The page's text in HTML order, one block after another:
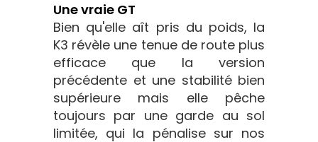
Une vraie GT
Bien qu'elle aît pris du poids, la
K3 révèle une tenue de route plus
efficace que la version
précédente et une stabilité bien
supérieure mais elle pêche
toujours par une garde au sol
limitée, qui la pénalise sur nos